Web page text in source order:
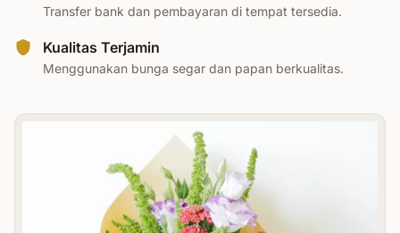
Transfer bank dan pembayaran di tempat tersedia.
Kualitas Terjamin
Menggunakan bunga segar dan papan berkualitas.